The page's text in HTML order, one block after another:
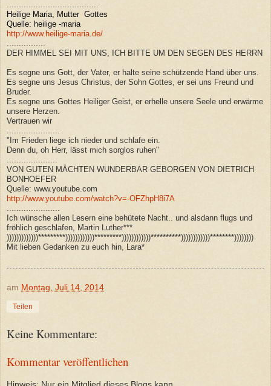
Heilige Maria, Mutter Gottes
Quelle: heilige -maria
http://www.heilige-maria.de/
DER HIMMEL SEI MIT UNS, ICH BITTE UM DEN SEGEN DES HERRN
Es segne uns Gott, der Vater, er halte seine schützende Hand über uns.
Es segne uns Jesus Christus, der Sohn Gottes, er sei uns Freund und
Bruder.
Es segne uns Gottes Heiliger Geist, er erhelle unsere Seele und erwärme
unsere Herzen.
Vertrauen wir
"Im Frieden liege ich nieder und schlafe ein.
Denn du, oh Herr, lässt mich sorglos ruhen"
VON GUTEN MÄCHTEN WUNDERBAR GEBORGEN VON DIETRICH
BONHOEFER
Quelle: www.youtube.com
http://www.youtube.com/watch?v=-OFZhpH8i7A
Ich wünsche allen Lesern eine behütete Nacht.. und alsdann flugs und
fröhlich geschlafen, Martin Luther***
)))))))))))))*********))))))))))))*********))))))))))))**********))))))))))))********))))))))
Mit lieben Gedanken zu euch hin, Lara*
am Montag, Juli 14, 2014
Teilen
Keine Kommentare:
Kommentar veröffentlichen
Hinweis: Nur ein Mitglied dieses Blogs kann